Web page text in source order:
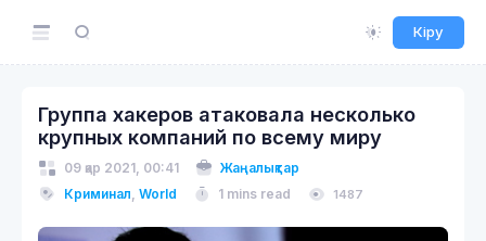
Кіру
Группа хакеров атаковала несколько
крупных компаний по всему миру
09 қар 2021, 00:41
Жаңалықтар
Криминал, World 1 mins read 1487